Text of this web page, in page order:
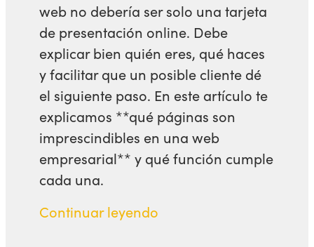
web no debería ser solo una tarjeta
de presentación online. Debe
explicar bien quién eres, qué haces
y facilitar que un posible cliente dé
el siguiente paso. En este artículo te
explicamos **qué páginas son
imprescindibles en una web
empresarial** y qué función cumple
cada una.
Continuar leyendo